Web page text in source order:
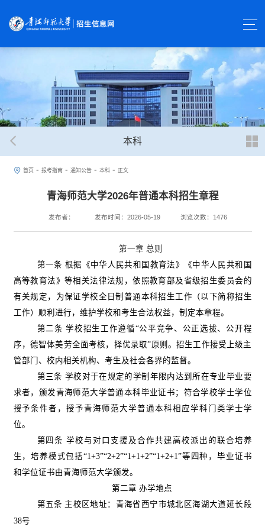
本科
首页 - 报考指南 - 通知公告 - 本科 - 正文
青海师范大学2026年普通本科招生章程
发布者： 发布时间：2026-05-19 浏览次数： 1476
第一章 总则
第一条 根据《中华人民共和国教育法》《中华人民共和国
高等教育法》等相关法律法规，依照教育部及省级招生委员会的
有关规定，为保证学校全日制普通本科招生工作（以下简称招生
工作）顺利进行，维护学校和考生合法权益，制定本章程。
第二条 学校招生工作遵循“公平竞争、公正选拔、公开程
序，德智体美劳全面考核，择优录取”原则。招生工作接受上级主
管部门、校内相关机构、考生及社会各界的监督。
第三条 学校对于在规定的学制年限内达到所在专业毕业要
求者，颁发青海师范大学普通本科毕业证书；符合学校学士学位
授予条件者，授予青海师范大学普通本科相应学科门类学士学
位。
第四条 学校与对口支援及合作共建高校派出的联合培养
生，培养模式包括“1+3”“2+2”“1+1+2”“1+2+1 ”等四种，毕业证书
和学位证书由青海师范大学颁发。
第二章 办学地点
第五条 主校区地址：青海省西宁市城北区海湖大道延长段
38号